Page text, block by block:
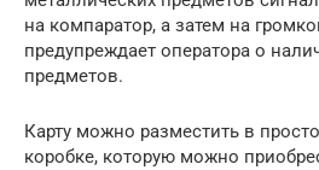
на компаратор, а затем на
предупреждает оператора о
предметов.
Карту можно разместить в
коробке, которую можно